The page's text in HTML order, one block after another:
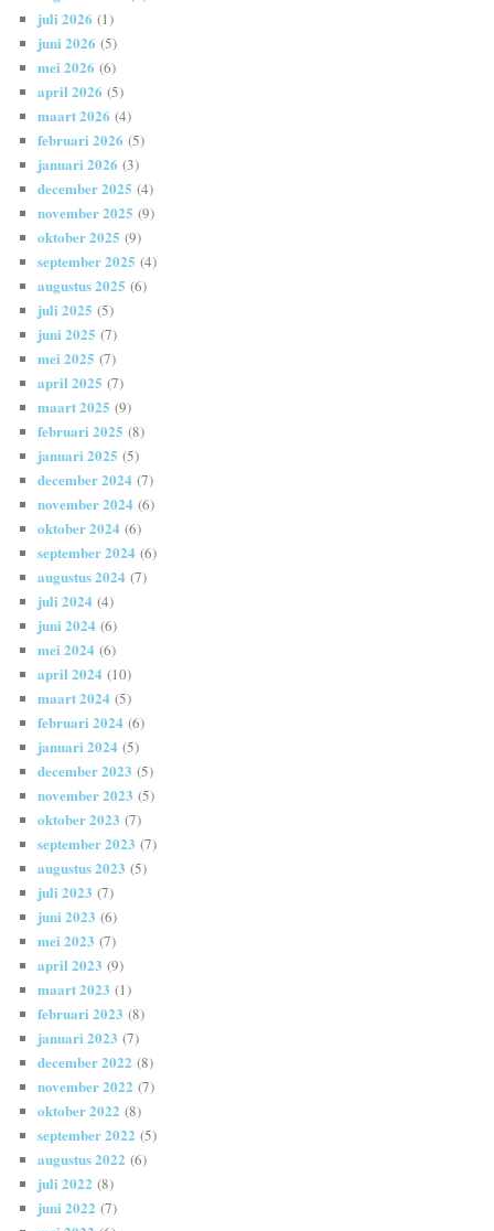
juli 2026 (1)
juni 2026 (5)
mei 2026 (6)
april 2026 (5)
maart 2026 (4)
februari 2026 (5)
januari 2026 (3)
december 2025 (4)
november 2025 (9)
oktober 2025 (9)
september 2025 (4)
augustus 2025 (6)
juli 2025 (5)
juni 2025 (7)
mei 2025 (7)
april 2025 (7)
maart 2025 (9)
februari 2025 (8)
januari 2025 (5)
december 2024 (7)
november 2024 (6)
oktober 2024 (6)
september 2024 (6)
augustus 2024 (7)
juli 2024 (4)
juni 2024 (6)
mei 2024 (6)
april 2024 (10)
maart 2024 (5)
februari 2024 (6)
januari 2024 (5)
december 2023 (5)
november 2023 (5)
oktober 2023 (7)
september 2023 (7)
augustus 2023 (5)
juli 2023 (7)
juni 2023 (6)
mei 2023 (7)
april 2023 (9)
maart 2023 (1)
februari 2023 (8)
januari 2023 (7)
december 2022 (8)
november 2022 (7)
oktober 2022 (8)
september 2022 (5)
augustus 2022 (6)
juli 2022 (8)
juni 2022 (7)